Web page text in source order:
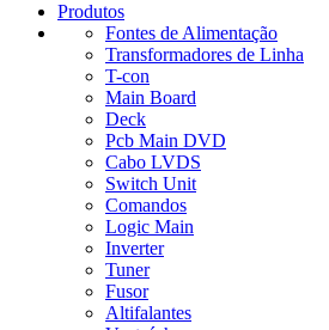
Produtos
Fontes de Alimentação
Transformadores de Linha
T-con
Main Board
Deck
Pcb Main DVD
Cabo LVDS
Switch Unit
Comandos
Logic Main
Inverter
Tuner
Fusor
Altifalantes